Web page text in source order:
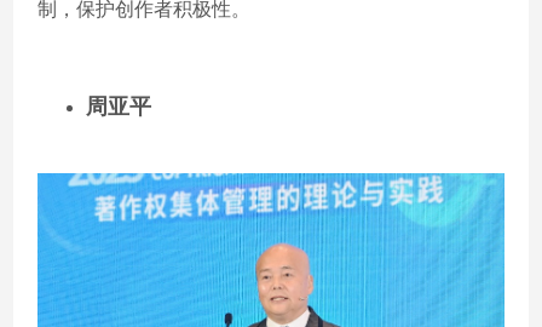
制，保护创作者积极性。
周亚平